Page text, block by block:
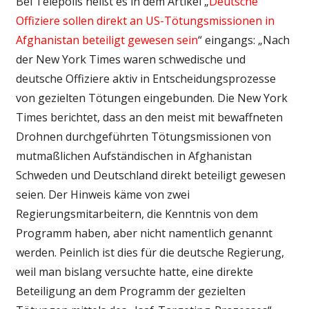
Offiziere sollen direkt an US-Tötungsmissionen in
Afghanistan beteiligt gewesen sein“ eingangs: „Nach
der New York Times waren schwedische und
deutsche Offiziere aktiv in Entscheidungsprozesse
von gezielten Tötungen eingebunden. Die New York
Times berichtet, dass an den meist mit bewaffneten
Drohnen durchgeführten Tötungsmissionen von
mutmaßlichen Aufständischen in Afghanistan
Schweden und Deutschland direkt beteiligt gewesen
seien. Der Hinweis käme von zwei
Regierungsmitarbeitern, die Kenntnis von dem
Programm haben, aber nicht namentlich genannt
werden. Peinlich ist dies für die deutsche Regierung,
weil man bislang versuchte hatte, eine direkte
Beteiligung an dem Programm der gezielten